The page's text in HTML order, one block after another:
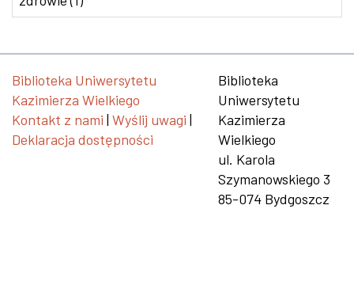
Biblioteka Uniwersytetu
Kazimierza Wielkiego
Kontakt z nami | Wyślij uwagi |
Deklaracja dostępności
Biblioteka
Uniwersytetu
Kazimierza
Wielkiego
ul. Karola
Szymanowskiego 3
85-074 Bydgoszcz